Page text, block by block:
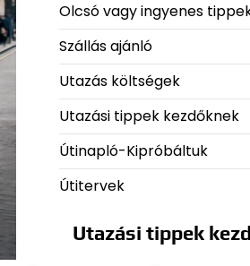
Olcsó vagy ingyenes
Szállás ajánló
Utazás költségek
Utazási tippek kezdőknek
Útinapló-Kipróbáltuk
Útitervek
Utazási tippek